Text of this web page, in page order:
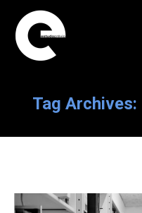
Tag Archives: